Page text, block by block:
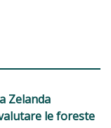
Zelanda
le foreste